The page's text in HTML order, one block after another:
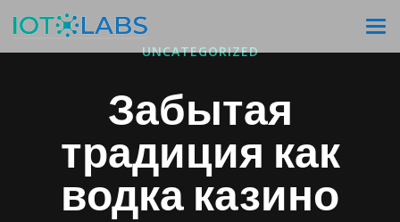
UNCATEGORIZED
Забытая
традиция как
водка казино